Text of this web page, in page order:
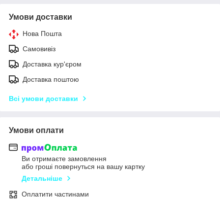
Умови доставки
Нова Пошта
Самовивіз
Доставка кур'єром
Доставка поштою
Всі умови доставки
Умови оплати
Ви отримаєте замовлення
або гроші повернуться на вашу картку
Детальніше
Оплатити частинами